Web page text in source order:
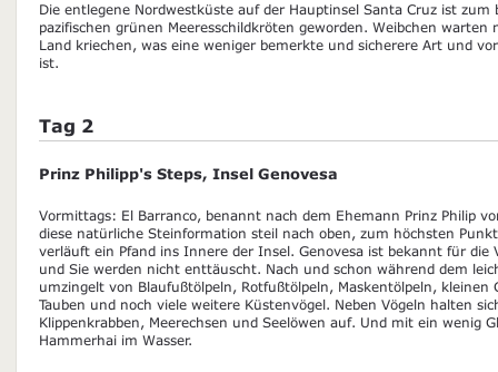
Die entlegene Nordwestküste auf der Hauptinsel Santa Cruz ist zum
pazifischen grünen Meeresschildkröten geworden. Weibchen warten
Land kriechen, was eine weniger bemerkte und sicherere Art und
ist.
Tag 2
Prinz Philipp's Steps, Insel Genovesa
Vormittags: El Barranco, benannt nach dem Ehemann Prinz Philip
diese natürliche Steinformation steil nach oben, zum höchsten
verläuft ein Pfand ins Innere der Insel. Genovesa ist bekannt für die
und Sie werden nicht enttäuscht. Nach und schon während dem
umzingelt von Blaufußtölpeln, Rotfußtölpeln, Maskentölpeln, kleinen
Tauben und noch viele weitere Küstenvögel. Neben Vögeln halten
Klippenkrabben, Meerechsen und Seelöwen auf. Und mit ein wenig
Hammerhai im Wasser.